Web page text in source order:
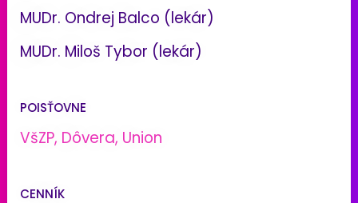
MUDr. Ondrej Balco (lekár)
MUDr. Miloš Tybor (lekár)
POISŤOVNE
VšZP, Dôvera, Union
CENNÍK